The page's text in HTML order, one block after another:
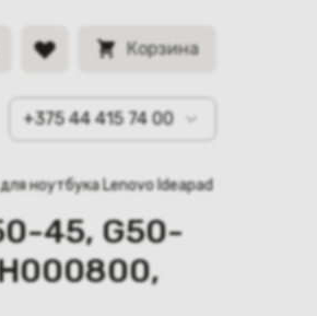
Корзина
+375 44 415 74 00
BYN
ноутбука Lenovo Ideapad G50-30,
45, G50-